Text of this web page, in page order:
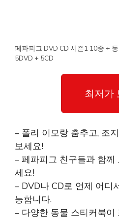
페파피그 DVD CD 시즌1 10종 +
5DVD + 5CD
최저가
– 폴리 이모랑 춤추고, 조
보세요!
– 페파피그 친구들과 함께
세요!
– DVD나 CD로 언제 어디
능합니다.
– 다양한 동물 스티커북